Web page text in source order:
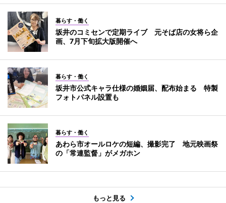
暮らす・働く
坂井のコミセンで定期ライブ 元そば店の女将ら企
画、7月下旬拡大版開催へ
暮らす・働く
坂井市公式キャラ仕様の婚姻届、配布始まる 特製
フォトパネル設置も
暮らす・働く
あわら市オールロケの短編、撮影完了 地元映画祭
の「常連監督」がメガホン
もっと見る